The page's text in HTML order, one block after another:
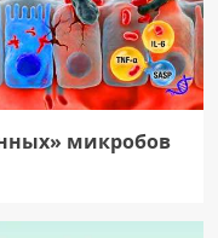
микробов